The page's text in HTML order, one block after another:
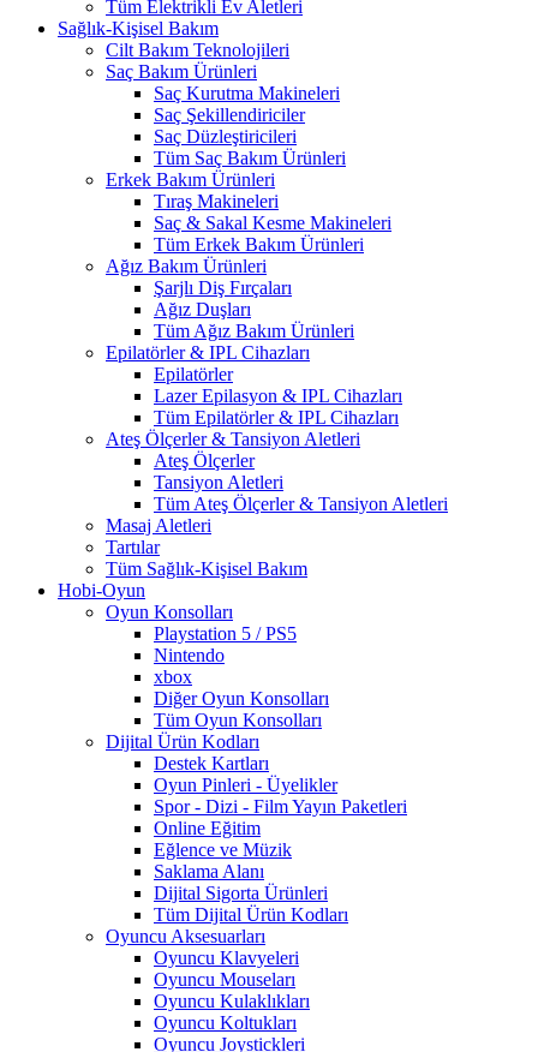
Tüm Elektrikli Ev Aletleri
Sağlık-Kişisel Bakım
Cilt Bakım Teknolojileri
Saç Bakım Ürünleri
Saç Kurutma Makineleri
Saç Şekillendiriciler
Saç Düzleştiricileri
Tüm Saç Bakım Ürünleri
Erkek Bakım Ürünleri
Tıraş Makineleri
Saç & Sakal Kesme Makineleri
Tüm Erkek Bakım Ürünleri
Ağız Bakım Ürünleri
Şarjlı Diş Fırçaları
Ağız Duşları
Tüm Ağız Bakım Ürünleri
Epilatörler & IPL Cihazları
Epilatörler
Lazer Epilasyon & IPL Cihazları
Tüm Epilatörler & IPL Cihazları
Ateş Ölçerler & Tansiyon Aletleri
Ateş Ölçerler
Tansiyon Aletleri
Tüm Ateş Ölçerler & Tansiyon Aletleri
Masaj Aletleri
Tartılar
Tüm Sağlık-Kişisel Bakım
Hobi-Oyun
Oyun Konsolları
Playstation 5 / PS5
Nintendo
xbox
Diğer Oyun Konsolları
Tüm Oyun Konsolları
Dijital Ürün Kodları
Destek Kartları
Oyun Pinleri - Üyelikler
Spor - Dizi - Film Yayın Paketleri
Online Eğitim
Eğlence ve Müzik
Saklama Alanı
Dijital Sigorta Ürünleri
Tüm Dijital Ürün Kodları
Oyuncu Aksesuarları
Oyuncu Klavyeleri
Oyuncu Mouseları
Oyuncu Kulaklıkları
Oyuncu Koltukları
Oyuncu Joystickleri